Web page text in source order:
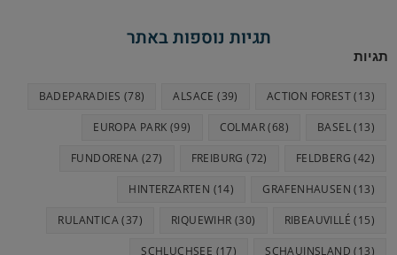
o
a
p
g
r
תגיות נוספות באתר
תגיות
ACTION FOREST(13)
ALSACE (39)
BADEPARADIES (78)
BASEL(13)
COLMAR(68)
EUROPA PARK (99)
FELDBERG (42)
FREIBURG (72)
FUNDORENA (27)
GRAFENHAUSEN (13)
HINTERZARTEN (14)
RIBEAUVILLÉ (15)
RIQUEWIHR (30)
RULANTICA(37)
SCHAUINSLAND (13)
SCHLUCHSEE (17)